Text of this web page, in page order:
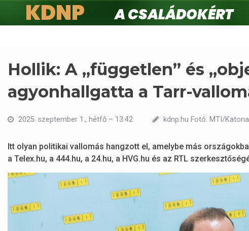
KDNP
A családokért.
Hollik: A „független” és
agyonhallgatta a Tarr-
2025. szeptember 1., hétfő – 13:42 kdnp.hu Fotó: MTI/
Itt olyan politikai vallomás hangzott el, amelybe más
a Telex.hu, a 444.hu, a 24.hu, a HVG.hu és az RTL